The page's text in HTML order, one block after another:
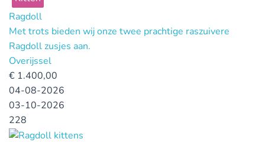
Ragdoll
Met trots bieden wij onze twee prachtige raszuivere
Ragdoll zusjes aan.
Overijssel
€ 1.400,00
04-08-2026
03-10-2026
228